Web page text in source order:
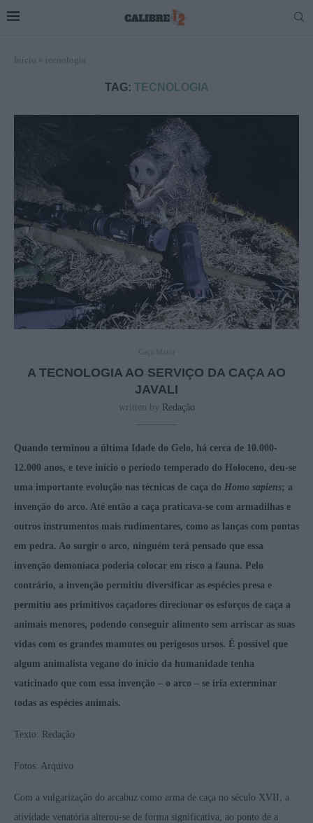
Início » tecnologia
TAG: TECNOLOGIA
Caça Maior
A TECNOLOGIA AO SERVIÇO DA CAÇA AO
JAVALI
written by Redação
Quando terminou a última Idade do Gelo, há cerca de 10.000-
12.000 anos, e teve início o período temperado do Holoceno, deu-se
uma importante evolução nas técnicas de caça do Homo sapiens; a
invenção do arco. Até então a caça praticava-se com armadilhas e
outros instrumentos mais rudimentares, como as lanças com pontas
em pedra. Ao surgir o arco, ninguém terá pensado que essa
invenção demoníaca poderia colocar em risco a fauna. Pelo
contrário, a invenção permitiu diversificar as espécies presa e
permitiu aos primitivos caçadores direcionar os esforços de caça a
animais menores, podendo conseguir alimento sem arriscar as suas
vidas com os grandes mamutes ou perigosos ursos. É possível que
algum animalista vegano do início da humanidade tenha
vaticinado que com essa invenção – o arco – se iria exterminar
todas as espécies animais.
Texto: Redação
Fotos: Arquivo
Com a vulgarização do arcabuz como arma de caça no século XVII, a
atividade venatória alterou-se de forma significativa, ao ponto de a